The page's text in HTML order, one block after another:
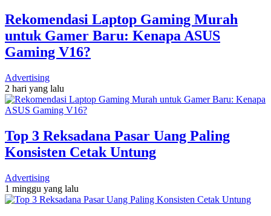
Rekomendasi Laptop Gaming Murah
untuk Gamer Baru: Kenapa ASUS
Gaming V16?
Advertising
2 hari yang lalu
Top 3 Reksadana Pasar Uang Paling
Konsisten Cetak Untung
Advertising
1 minggu yang lalu